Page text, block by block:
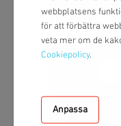
webbplatsens
för att förbättra
veta mer om de
Cookiepolicy.
Anpassa
Ange din e-